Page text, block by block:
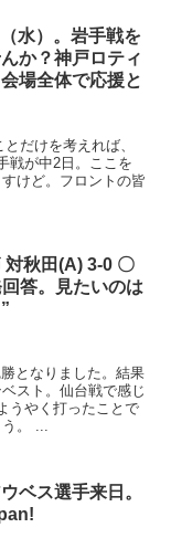
水）。岩手戦を
か？神戸ロティ
場全体で応援と
だけを考えれば、
戦が中2日。ここを
けど。フロントの皆
秋田(A) 3-0 〇
答。見たいのは
となりました。結果
スト。仙台戦で感じ
うやく打ったことで
。 ...
ベス選手来日。